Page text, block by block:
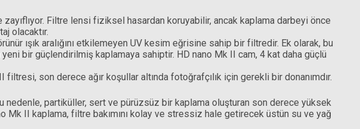
Filtre lensi fiziksel hasardan koruyabilir, ancak kaplama darbeyi önce
olacaktır.
ışık aralığını etkilemeyen UV kesim eğrisine sahip bir filtredir. Ek olarak, bu
bir güçlendirilmiş kaplamaya sahiptir. HD nano Mk II cam, 4 kat daha güçlü
son derece ağır koşullar altında fotoğrafçılık için gerekli bir donanımdır.
nedenle, partiküller, sert ve pürüzsüz bir kaplama oluşturan son derece yüksek
Mk II kaplama, filtre bakımını kolay ve stressiz hale getirecek üstün su ve yağ